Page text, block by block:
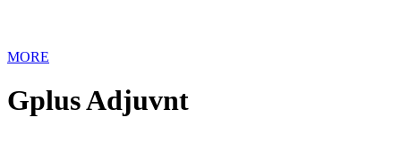
MORE
Gplus Adjuvnt